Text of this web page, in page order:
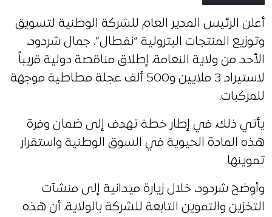
أعلن الرئيس المدير العام للشركة الوطنية لتسويق
وتوزيع المنتجات البترولية “نفطال”، جمال شردود،
الأحد من ولاية النعامة، إطلاق مناقصة دولية قريباً
لاستيراد 3 ملايين و500 ألف عجلة مطاطية موجهة
للمركبات.
يأتي ذلك، في إطار خطة تهدف إلى ضمان وفرة
هذه المادة الحيوية في السوق الوطنية واستقرار
تموينها.
وأوضح شردود، خلال زيارة ميدانية إلى منشآت
التخزين والتموين التابعة للشركة بالولاية، أن هذه